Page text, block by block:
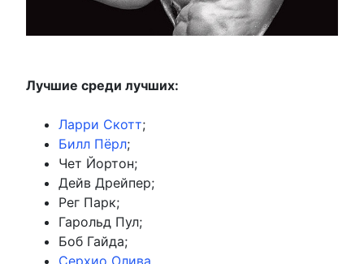
Лучшие среди лучших:
Ларри Скотт;
Билл Пёрл;
Чет Йортон;
Дейв Дрейпер;
Рег Парк;
Гарольд Пул;
Боб Гайда;